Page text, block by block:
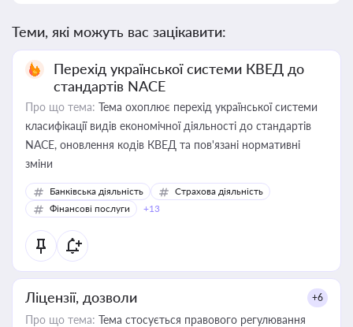
Теми, які можуть вас зацікавити:
Перехід української системи КВЕД до
стандартів NACE
Про що тема: Тема охоплює перехід української системи
класифікації видів економічної діяльності до стандартів
NACE, оновлення кодів КВЕД та пов'язані нормативні
зміни
Банківська діяльність
Страхова діяльність
Фінансові послуги
+13
Ліцензії, дозволи +6
Про що тема: Тема стосується правового регулювання